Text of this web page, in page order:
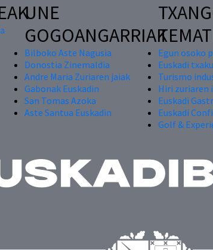
UNE
GOGOANGARRIAK
Bilboko Aste Nagusia
Donostia Zinemaldia
Andre Maria Zuriaren jaiak
Gabonak Euskadin
San Tomas Azoka
Aste Santua Euskadin
Egun osoko
Euskadi
Turismo
Hiri zuriaren
Euskadi
Euskadi
Golf &